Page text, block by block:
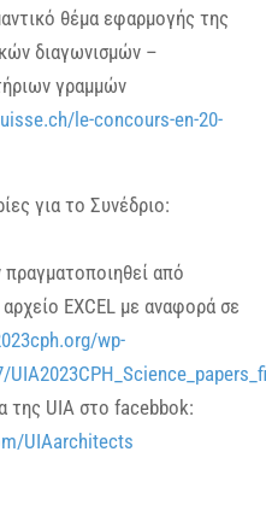
θέμα εφαρμογής της
διαγωνισμών –
γραμμών
le-concours-en-20-
για το Συνέδριο:
από
EXCEL με αναφορά σε
wp-
της UIA στο facebbok:
UIAarchitects